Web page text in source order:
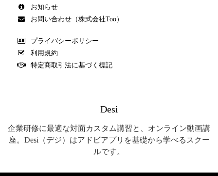
お知らせ
お問い合わせ（株式会社Too）
プライバシーポリシー
利用規約
特定商取引法に基づく標記
Desi
企業研修に最適な対面カスタム講習と、オンライン動画講
座。Desi（デジ）はアドビアプリを基礎から学べるスクー
ルです。